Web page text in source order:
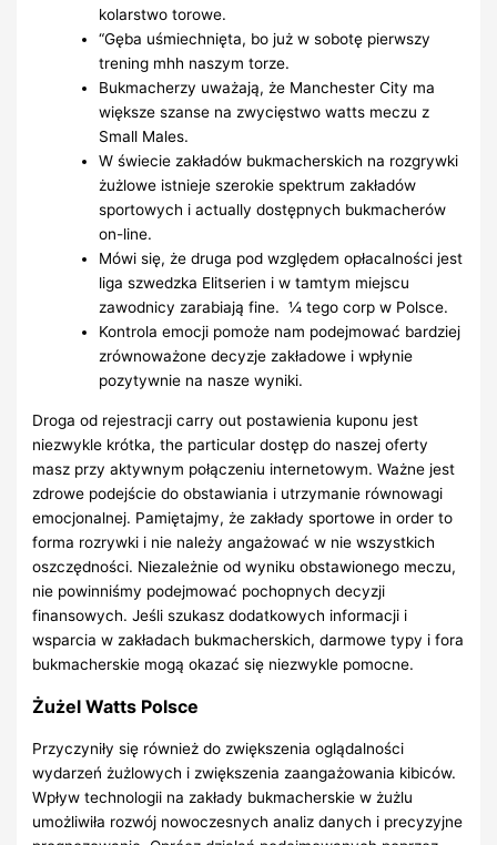
kolarstwo torowe.
“Gęba uśmiechnięta, bo już w sobotę pierwszy
trening mhh naszym torze.
Bukmacherzy uważają, że Manchester City ma
większe szanse na zwycięstwo watts meczu z
Small Males.
W świecie zakładów bukmacherskich na rozgrywki
żużlowe istnieje szerokie spektrum zakładów
sportowych i actually dostępnych bukmacherów
on-line.
Mówi się, że druga pod względem opłacalności jest
liga szwedzka Elitserien i w tamtym miejscu
zawodnicy zarabiają fine. ¼ tego corp w Polsce.
Kontrola emocji pomoże nam podejmować bardziej
zrównoważone decyzje zakładowe i wpłynie
pozytywnie na nasze wyniki.
Droga od rejestracji carry out postawienia kuponu jest
niezwykle krótka, the particular dostęp do naszej oferty
masz przy aktywnym połączeniu internetowym. Ważne jest
zdrowe podejście do obstawiania i utrzymanie równowagi
emocjonalnej. Pamiętajmy, że zakłady sportowe in order to
forma rozrywki i nie należy angażować w nie wszystkich
oszczędności. Niezależnie od wyniku obstawionego meczu,
nie powinniśmy podejmować pochopnych decyzji
finansowych. Jeśli szukasz dodatkowych informacji i
wsparcia w zakładach bukmacherskich, darmowe typy i fora
bukmacherskie mogą okazać się niezwykle pomocne.
Żużel Watts Polsce
Przyczyniły się również do zwiększenia oglądalności
wydarzeń żużlowych i zwiększenia zaangażowania kibiców.
Wpływ technologii na zakłady bukmacherskie w żużlu
umożliwiła rozwój nowoczesnych analiz danych i precyzyjne